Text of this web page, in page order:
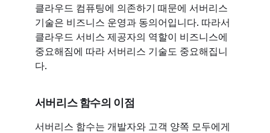
클라우드 컴퓨팅에 의존하기 때문에 서버리스
기술은 비즈니스 운영과 동의어입니다. 따라서
클라우드 서비스 제공자의 역할이 비즈니스에
중요해짐에 따라 서버리스 기술도 중요해집니
다.
서버리스 함수의 이점
서버리스 함수는 개발자와 고객 양쪽 모두에게